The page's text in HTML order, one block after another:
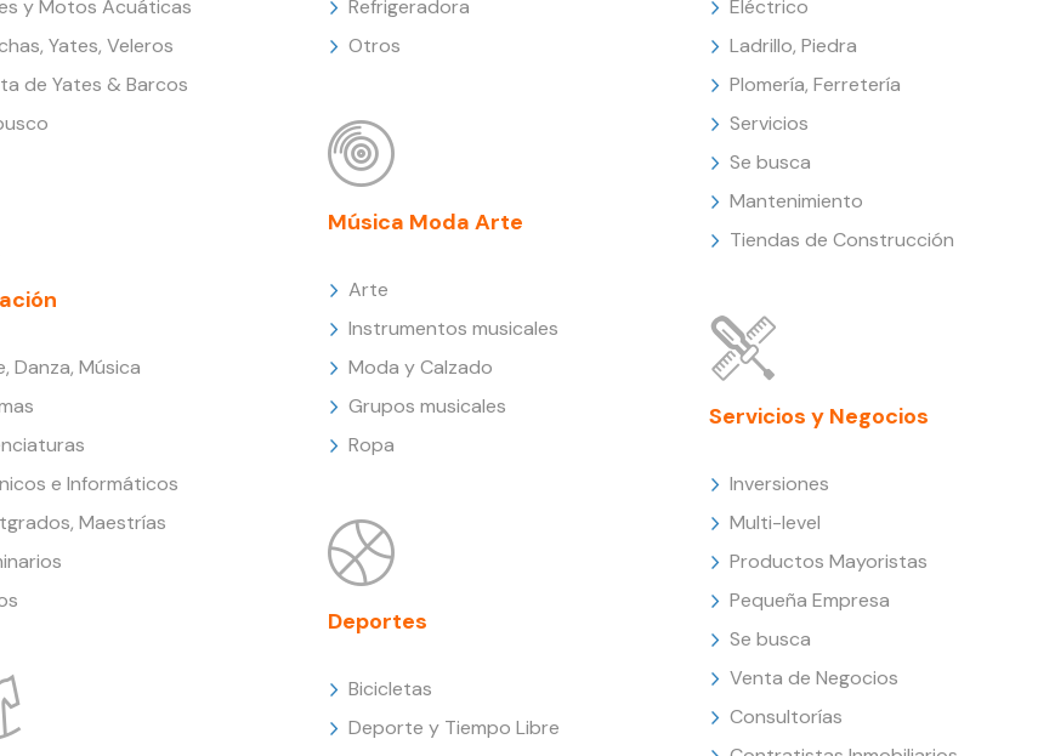
y Motos Acuáticas
Yates, Veleros
de Yates & Barcos
Danza, Música
e Informáticos
Maestrías
Refrigeradora
Otros
Música Moda Arte
Arte
Instrumentos musicales
Moda y Calzado
Grupos musicales
Ropa
Deportes
Bicicletas
Deporte y Tiempo Libre
Eléctrico
Ladrillo, Piedra
Plomería, Ferretería
Servicios
Se busca
Mantenimiento
Tiendas de Construcción
Servicios y Negocios
Inversiones
Multi-level
Productos Mayoristas
Pequeña Empresa
Se busca
Venta de Negocios
Consultorías